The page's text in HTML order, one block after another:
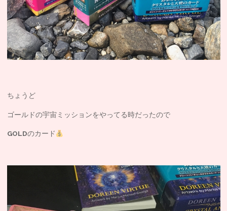
ちょうど
ゴールドの宇宙ミッションをやってる時だったので
GOLDのカード